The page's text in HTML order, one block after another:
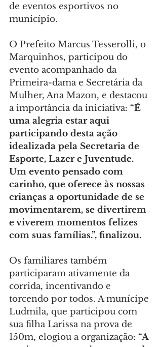
de eventos esportivos no
município.
O Prefeito Marcus Tesserolli, o
Marquinhos, participou do
evento acompanhado da
Primeira-dama e Secretária da
Mulher, Ana Mazon, e destacou
a importância da iniciativa: “É
uma alegria estar aqui
participando desta ação
idealizada pela Secretaria de
Esporte, Lazer e Juventude.
Um evento pensado com
carinho, que oferece às nossas
crianças a oportunidade de se
movimentarem, se divertirem
e viverem momentos felizes
com suas famílias.”, finalizou.
Os familiares também
participaram ativamente da
corrida, incentivando e
torcendo por todos. A munícipe
Ludmila, que participou com
sua filha Larissa na prova de
150m, elogiou a organização: “A